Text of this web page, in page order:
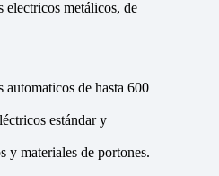
metálicos, de
de hasta 600
estándar y
y materiales de portones.